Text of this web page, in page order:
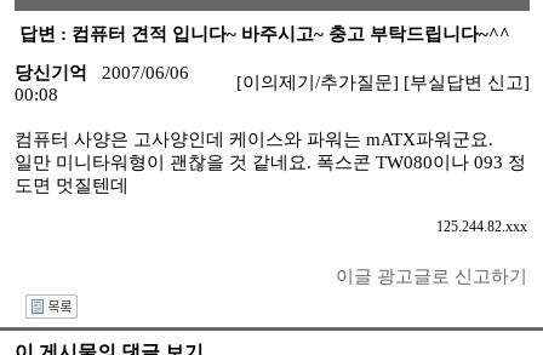
답변 : 컴퓨터 견적 입니다~ 바주시고~ 충고 부탁드립니다~^^
당신기억
2007/06/06
00:08
[이의제기/추가질문] [부실답변 신고]
컴퓨터 사양은 고사양인데 케이스와 파워는 mATX파워군요.
일만 미니타워형이 괜찮을 것 같네요. 폭스콘 TW080이나 093 정
도면 멋질텐데
125.244.82.xxx
이글 광고글로 신고하기